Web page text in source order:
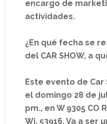
encargo de
actividades.
¿En qué fecha se
del CAR SHOW, a
Este evento de Car
el domingo 28 de
pm., en W 9305 CO
Wi. 53916. Va a ser